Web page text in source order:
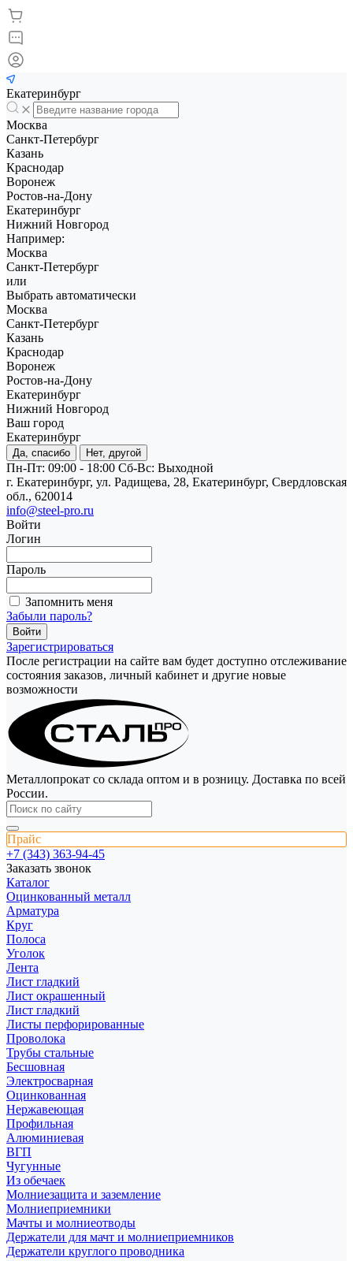
Екатеринбург
Москва
Санкт-Петербург
Казань
Краснодар
Воронеж
Ростов-на-Дону
Екатеринбург
Нижний Новгород
Например:
Москва
Санкт-Петербург
или
Выбрать автоматически
Москва
Санкт-Петербург
Казань
Краснодар
Воронеж
Ростов-на-Дону
Екатеринбург
Нижний Новгород
Ваш город
Екатеринбург
Да, спасибо Нет, другой
Пн-Пт: 09:00 - 18:00 Cб-Вс: Выходной
г. Екатеринбург, ул. Радищева, 28, Екатеринбург, Свердловская
обл., 620014
info@steel-pro.ru
Войти
Логин
Пароль
Запомнить меня
Забыли пароль?
Зарегистрироваться
После регистрации на сайте вам будет доступно отслеживание
состояния заказов, личный кабинет и другие новые
возможности
Металлопрокат со склада оптом и в розницу. Доставка по всей
России.
Прайс
+7 (343) 363-94-45
Заказать звонок
Каталог
Оцинкованный металл
Арматура
Круг
Полоса
Уголок
Лента
Лист гладкий
Лист окрашенный
Лист гладкий
Листы перфорированные
Проволока
Трубы стальные
Бесшовная
Электросварная
Оцинкованная
Нержавеющая
Профильная
Алюминиевая
ВГП
Чугунные
Из обечаек
Молниезащита и заземление
Молниеприемники
Мачты и молниеотводы
Держатели для мачт и молниеприемников
Держатели круглого проводника